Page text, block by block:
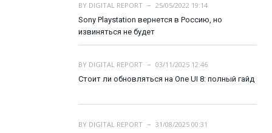
BY DIGITAL REPORT
25/05/2022 19:14
Sony Playstation вернется в Россию, но
извиняться не будет
BY DIGITAL REPORT
03/11/2025 12:46
Стоит ли обновляться на One UI 8: полный гайд
BY DIGITAL REPORT
31/08/2025 00:31